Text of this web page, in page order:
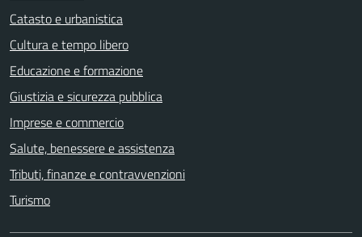
Catasto e urbanistica
Cultura e tempo libero
Educazione e formazione
Giustizia e sicurezza pubblica
Imprese e commercio
Salute, benessere e assistenza
Tributi, finanze e contravvenzioni
Turismo